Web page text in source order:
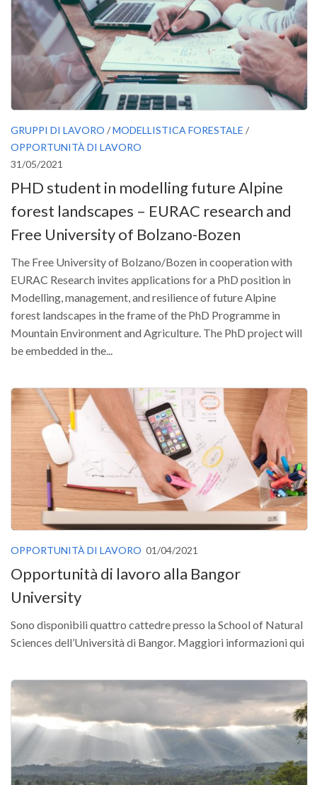
GRUPPI DI LAVORO /MODELLISTICA FORESTALE /
OPPORTUNITÀ DI LAVORO
31/05/2021
PHD student in modelling future Alpine
forest landscapes – EURAC research and
Free University of Bolzano-Bozen
The Free University of Bolzano/Bozen in cooperation with
EURAC Research invites applications for a PhD position in
Modelling, management, and resilience of future Alpine
forest landscapes in the frame of the PhD Programme in
Mountain Environment and Agriculture. The PhD project will
be embedded in the...
OPPORTUNITÀ DI LAVORO 01/04/2021
Opportunità di lavoro alla Bangor
University
Sono disponibili quattro cattedre presso la School of Natural
Sciences dell’Università di Bangor. Maggiori informazioni qui